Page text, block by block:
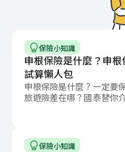
保險小知識
申根保險是什麼？申
試算懶人包
申根保險是什麼？一定要
旅遊險差在哪？國泰替你
保險小知識